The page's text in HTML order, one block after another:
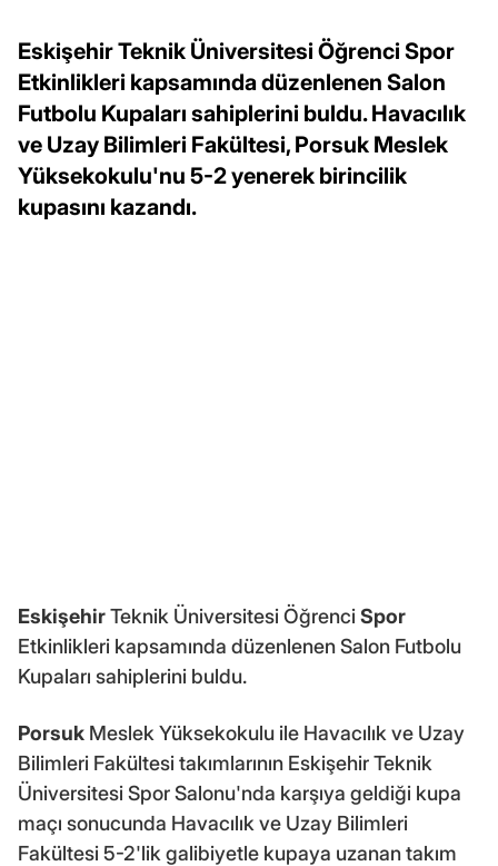
Eskişehir Teknik Üniversitesi Öğrenci Spor
Etkinlikleri kapsamında düzenlenen Salon
Futbolu Kupaları sahiplerini buldu. Havacılık
ve Uzay Bilimleri Fakültesi, Porsuk Meslek
Yüksekokulu'nu 5-2 yenerek birincilik
kupasını kazandı.
EskişehirTeknik Üniversitesi ÖğrenciSpor
Etkinlikleri kapsamında düzenlenen Salon Futbolu
Kupaları sahiplerini buldu.
Porsuk Meslek Yüksekokulu ile Havacılık ve Uzay
Bilimleri Fakültesi takımlarının Eskişehir Teknik
Üniversitesi Spor Salonu'nda karşıya geldiği kupa
maçı sonucunda Havacılık ve Uzay Bilimleri
Fakültesi 5-2'lik galibiyetle kupaya uzanan takım